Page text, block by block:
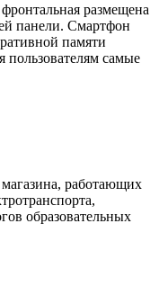
размещена
панели. Смартфон
памяти
пользователям самые
магазина, работающих
образовательных